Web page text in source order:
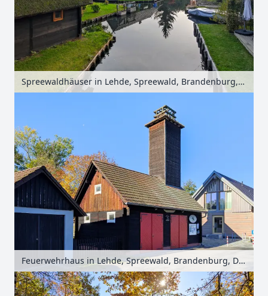
Spreewaldhäuser in Lehde, Spreewald, Brandenburg, Deutschland
Feuerwehrhaus in Lehde, Spreewald, Brandenburg, Deutschland